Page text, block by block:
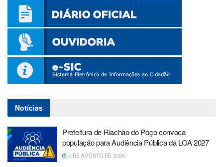
Notícias
Prefeitura de Riachão do Poço convoca
população para Audiência Pública da LOA 2027
4 DE AGOSTO DE 2026